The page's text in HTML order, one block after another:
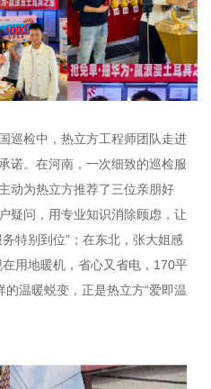
巡检中，热立方工程师团队走进
诺。在河南，一次细致的巡检服
动为热立方推荐了三位亲朋好
疑问，用专业知识消除顾虑，让
特别到位”；在东北，张大姐感
用地暖机，省心又省电，170平
温暖蜕变，正是热立方“爱即温